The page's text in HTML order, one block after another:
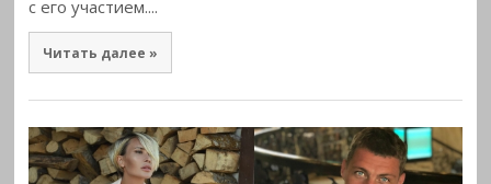
с его участием....
Читать далее »